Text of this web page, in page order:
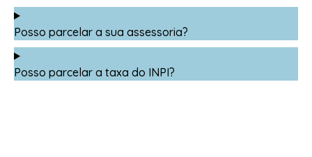
Posso parcelar a sua assessoria?
Posso parcelar a taxa do INPI?